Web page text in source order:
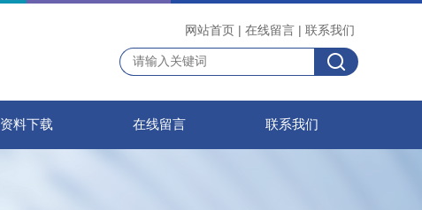
网站首页 | 在线留言 | 联系我们
资料下载 在线留言 联系我们